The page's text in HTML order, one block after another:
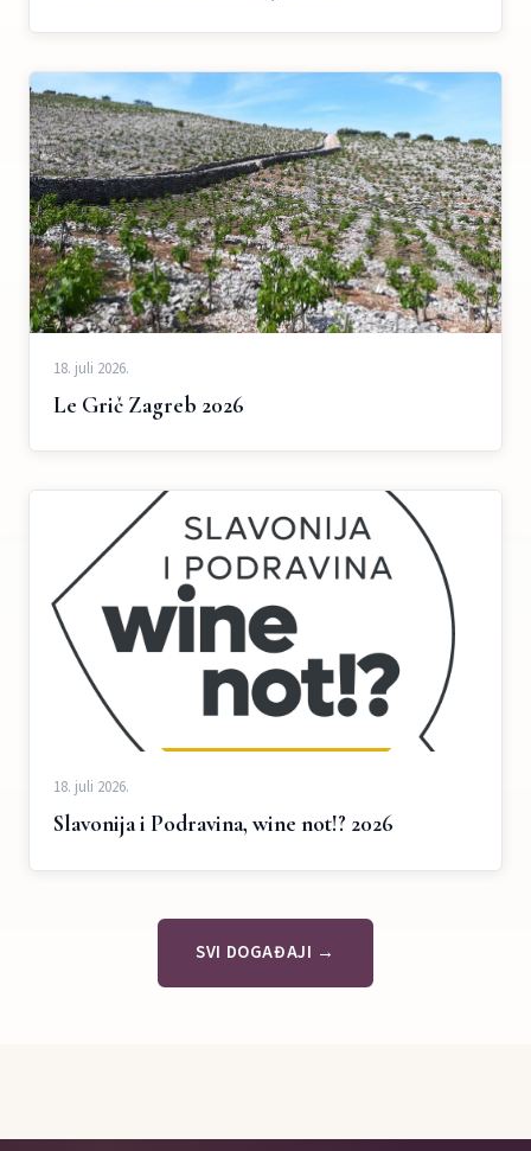
18. juli 2026.
Le Grič Zagreb 2026
18. juli 2026.
Slavonija i Podravina, wine not!? 2026
SVI DOGAĐAJI →